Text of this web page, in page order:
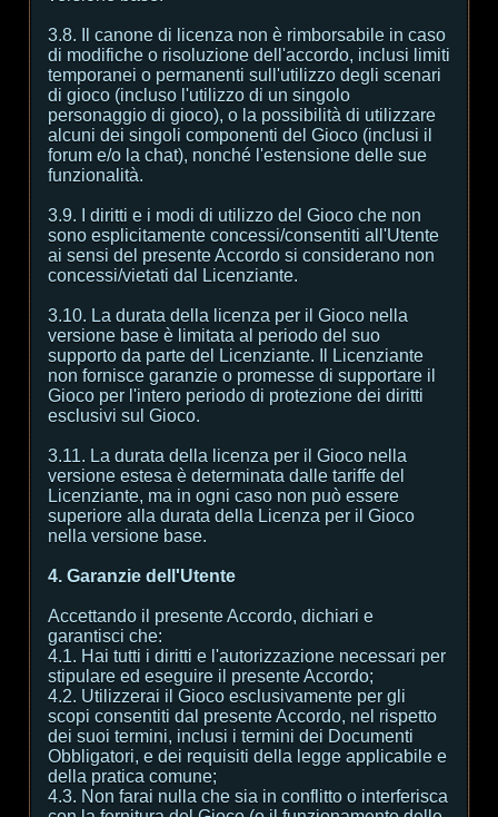
3.8. Il canone di licenza non è rimborsabile in caso
di modifiche o risoluzione dell'accordo, inclusi limiti
temporanei o permanenti sull'utilizzo degli scenari
di gioco (incluso l'utilizzo di un singolo
personaggio di gioco), o la possibilità di utilizzare
alcuni dei singoli componenti del Gioco (inclusi il
forum e/o la chat), nonché l'estensione delle sue
funzionalità.
3.9. I diritti e i modi di utilizzo del Gioco che non
sono esplicitamente concessi/consentiti all'Utente
ai sensi del presente Accordo si considerano non
concessi/vietati dal Licenziante.
3.10. La durata della licenza per il Gioco nella
versione base è limitata al periodo del suo
supporto da parte del Licenziante. Il Licenziante
non fornisce garanzie o promesse di supportare il
Gioco per l'intero periodo di protezione dei diritti
esclusivi sul Gioco.
3.11. La durata della licenza per il Gioco nella
versione estesa è determinata dalle tariffe del
Licenziante, ma in ogni caso non può essere
superiore alla durata della Licenza per il Gioco
nella versione base.
4. Garanzie dell'Utente
Accettando il presente Accordo, dichiari e
garantisci che:
4.1. Hai tutti i diritti e l'autorizzazione necessari per
stipulare ed eseguire il presente Accordo;
4.2. Utilizzerai il Gioco esclusivamente per gli
scopi consentiti dal presente Accordo, nel rispetto
dei suoi termini, inclusi i termini dei Documenti
Obbligatori, e dei requisiti della legge applicabile e
della pratica comune;
4.3. Non farai nulla che sia in conflitto o interferisca